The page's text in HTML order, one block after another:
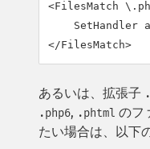
<FilesMatch
SetHandler
</FilesMatch>
あるいは、拡張子
.php6, .phtml のフ
たい場合は、以下